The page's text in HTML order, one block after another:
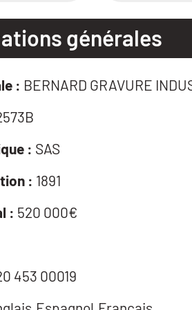
générales
: BERNARD GRAVURE
: SAS
: 1891
: 520 000€
453 00019